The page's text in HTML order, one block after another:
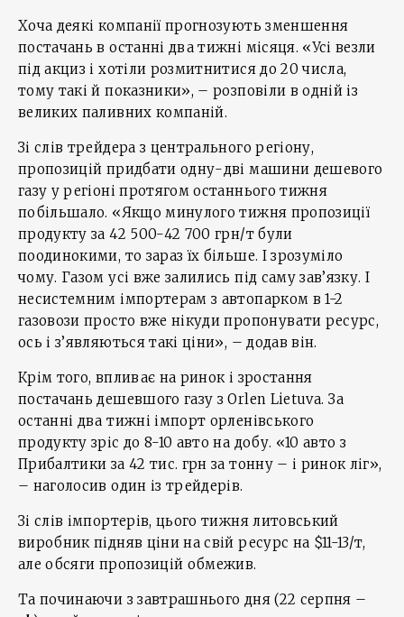
Хоча деякі компанії прогнозують зменшення
постачань в останні два тижні місяця. «Усі везли
під акциз і хотіли розмитнитися до 20 числа,
тому такі й показники», – розповіли в одній із
великих паливних компаній.
Зі слів трейдера з центрального регіону,
пропозицій придбати одну-дві машини дешевого
газу у регіоні протягом останнього тижня
побільшало. «Якщо минулого тижня пропозиції
продукту за 42 500-42 700 грн/т були
поодинокими, то зараз їх більше. І зрозуміло
чому. Газом усі вже залились під саму зав’язку. І
несистемним імпортерам з автопарком в 1-2
газовози просто вже нікуди пропонувати ресурс,
ось і з’являються такі ціни», – додав він.
Крім того, впливає на ринок і зростання
постачань дешевшого газу з Orlen Lietuva. За
останні два тижні імпорт орленівського
продукту зріс до 8-10 авто на добу. «10 авто з
Прибалтики за 42 тис. грн за тонну – і ринок ліг»,
– наголосив один із трейдерів.
Зі слів імпортерів, цього тижня литовський
виробник підняв ціни на свій ресурс на $11-13/т,
але обсяги пропозицій обмежив.
Та починаючи з завтрашнього дня (22 серпня –